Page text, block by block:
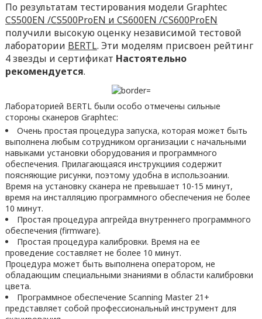
По результатам тестирования модели Graphtec
CS500EN /CS500ProEN и CS600EN /CS600ProEN
получили высокую оценку независимой тестовой
лаборатории BERTL. Эти моделям присвоен рейтинг
4 звезды и сертификат Настоятельно
рекомендуется.
Лабораторией BERTL были особо отмечены сильные
стороны сканеров Graphtec:
Очень простая процедура запуска, которая может быть
выполнена любым сотрудником организации с начальными
навыками установки оборудования и программного
обеспечения. Прилагающаяся инструкциия содержит
поясняющие рисунки, поэтому удобна в использоании.
Время на установку сканера не превышает 10-15 минут,
время на инсталляцию программного обеспечения не более
10 минут.
Простая процедура апгрейда внутреннего программного
обеспечения (firmware).
Простая процедура калибровки. Время на ее
проведение составляет не более 10 минут.
Процедура может быть выполнена оператором, не
обладающим специальными знаниями в области калибровки
цвета.
Программное обеспечение Scanning Master 21+
представляет собой профессиональный инструмент для